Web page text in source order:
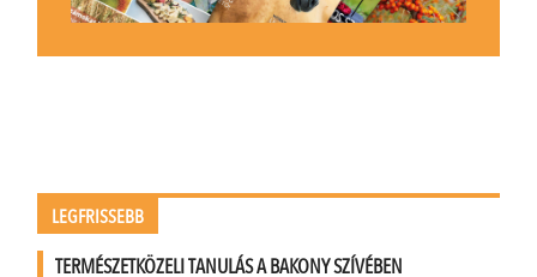
LEGFRISSEBB
TERMÉSZETKÖZELI TANULÁS A BAKONY SZÍVÉBEN